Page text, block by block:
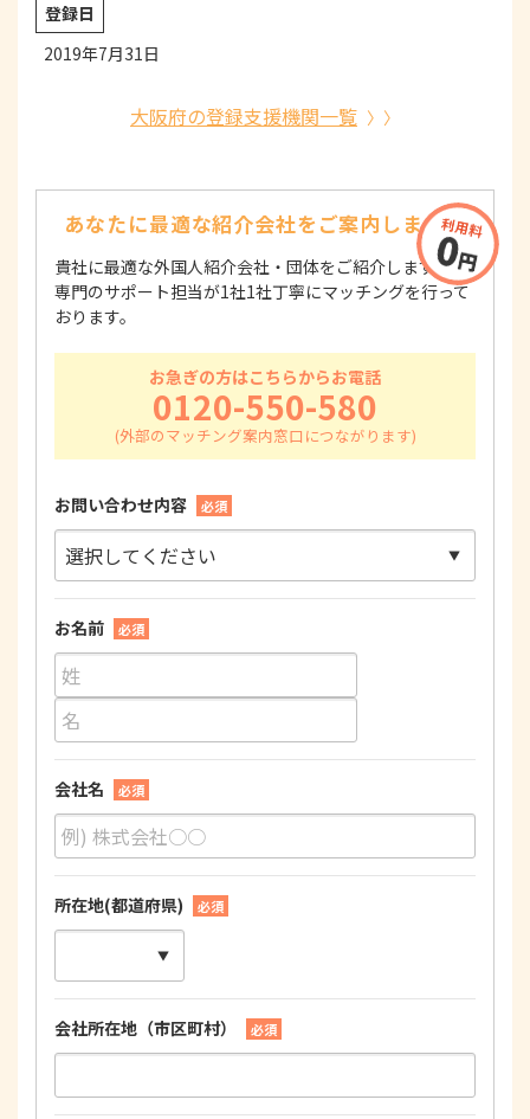
登録日
2019年7月31日
大阪府の登録支援機関一覧
あなたに最適な紹介会社をご案内します！
貴社に最適な外国人紹介会社・団体をご紹介します！
専門のサポート担当が1社1社丁寧にマッチングを行って
おります。
お急ぎの方はこちらからお電話
0120-550-580
お問い合わせ内容 必須
お名前 必須
会社名 必須
所在地(都道府県) 必須
会社所在地（市区町村） 必須